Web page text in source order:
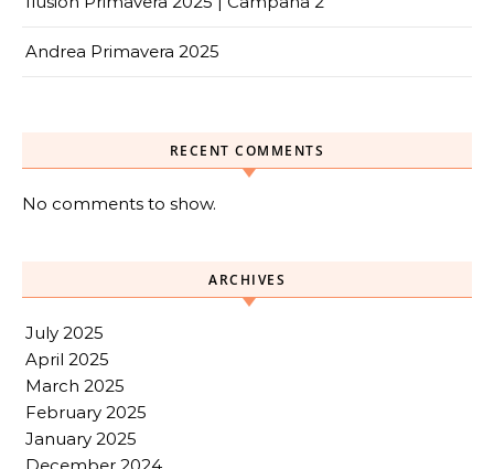
Andrea Primavera 2025
RECENT COMMENTS
No comments to show.
ARCHIVES
July 2025
April 2025
March 2025
February 2025
January 2025